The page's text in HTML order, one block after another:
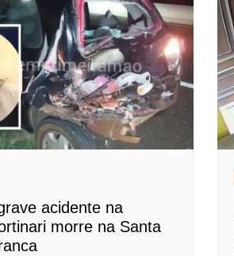
acidente na
morre na Santa